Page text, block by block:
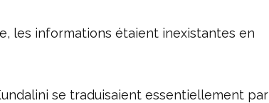
les informations étaient inexistantes en
se traduisaient essentiellement par